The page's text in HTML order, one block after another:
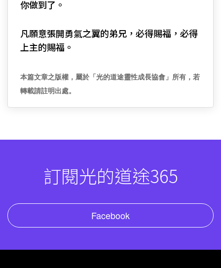
你做到了。
凡願意張開勇氣之翼的弟兄，必得賜福，必得
上主的賜福。
本篇文章之版權，屬於「光的道途靈性成長協會」所有，若
轉載請註明出處。
訂閱光的道途365
Facebook